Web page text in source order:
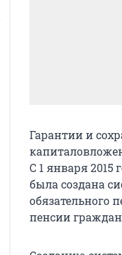
Гарантии и
С 1 января
была создана
обязательного
пенсии